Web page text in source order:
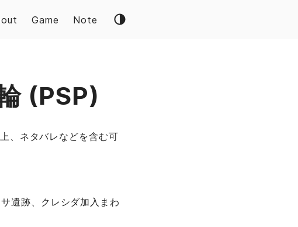
Game Note
(PSP)
、ネタバレなどを含む可
遺跡、クレシダ加入まわ